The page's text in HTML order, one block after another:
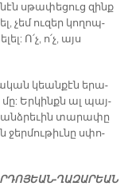
սթա­փե­ցուց զինք
չեմ ու­զեր կո­ղոպ­
Ո՛չ, ո՛չ, այս
կեան­քէն ե­րա­
Եր­կինքն ալ պայ­
անձ­րե­ւին տա­րա­փը
ջեր­մու­թիւ­նը սփո­
ՂԱԶ­ԱՐԵԱՆ